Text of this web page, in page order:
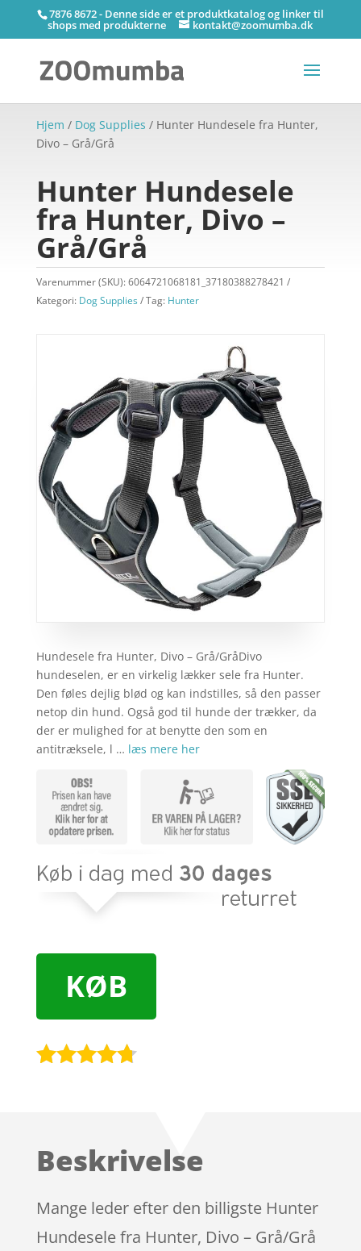
7876 8672 - Denne side er et produktkatalog og linker til
shops med produkterne kontakt@zoomumba.dk
Hjem / Dog Supplies / Hunter Hundesele fra Hunter,
Divo – Grå/Grå
Hunter Hundesele
fra Hunter, Divo –
Grå/Grå
Varenummer (SKU):6064721068181_37180388278421
Kategori: Dog Supplies Tag: Hunter
Hundesele fra Hunter, Divo – Grå/GråDivo
hundeselen, er en virkelig lækker sele fra Hunter.
Den føles dejlig blød og kan indstilles, så den passer
netop din hund. Også god til hunde der trækker, da
der er mulighed for at benytte den som en
antitræksele, l … læs mere her
KØB
på
mmelser
Beskrivelse
Mange leder efter den billigste Hunter
Hundesele fra Hunter, Divo – Grå/Grå